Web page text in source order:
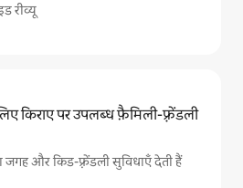
रीव्यू
किराए पर उपलब्ध फ़ैमिली-फ़्रेंडली
जगह और किड-फ़्रेंडली सुविधाएँ देती हैं